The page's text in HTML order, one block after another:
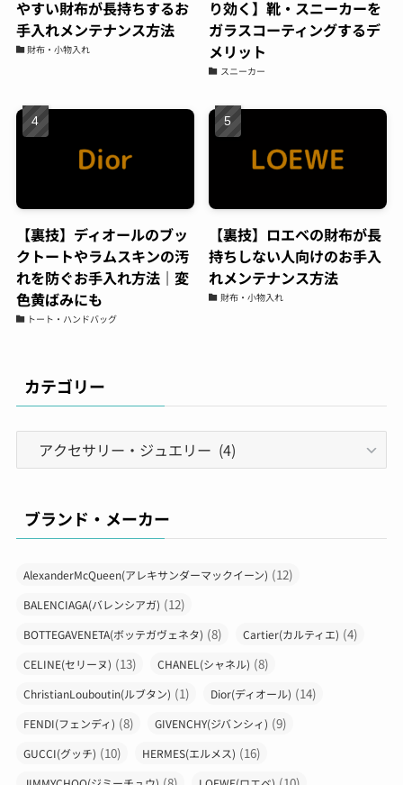
ら紹介されて持ち込み。電話予約後すぐに対応
頂き、夕方にはすぐ履けるようにしてもらって
そこから履いてますが、白スニーカーでも気に
いの買ったら持って行こうと思います
00:07 29 Aug 22
コーティングをお願いしてきました。普段ばき
のスニーカーならば、汚れたら買い替えればよ
いやという気持ちですが、高級ブランドのスニ
ーカーだとお値段も張るため、長く大切に履き
たいと思い依頼をしました。表面は、ガラス、
撥水のダブルコーティングでソールにはセラミ
ると思えば惜しくないお金かと。綺麗に仕上げ
や、説明もしっかりしており、実際にコーティ
ングをお願いしたバック、時計、ゴルフクラ
See All Reviews
やすい財布が長持ちするお
手入れメンテナンス方法
財布・小物入れ
り効く】靴・スニーカーを
ガラスコーティングするデ
メリット
スニーカー
【裏技】ディオールのブッ
クトートやラムスキンの汚
れを防ぐお手入れ方法｜変
色黄ばみにも
トート・ハンドバッグ
【裏技】ロエベの財布が長
持ちしない人向けのお手入
れメンテナンス方法
財布・小物入れ
カテゴリー
テ
ー
ブランド・メーカー
AlexanderMcQueen(アレキサンダーマックイーン) (12)
BALENCIAGA(バレンシアガ) (12)
BOTTEGAVENETA(ボッテガヴェネタ) (8) Cartier(カルティエ) (4)
CELINE(セリーヌ) (13) CHANEL(シャネル) (8)
ChristianLouboutin(ルブタン) (1) Dior(ディオール) (14)
FENDI(フェンディ) (8) GIVENCHY(ジバンシィ) (9)
GUCCI(グッチ) (10) HERMES(エルメス) (16)